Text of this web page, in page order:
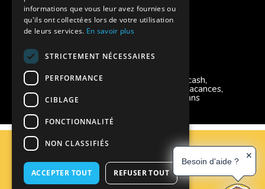
Modes de règlement acceptés
Chèque, Virement, Espèces, Mandats cash,
Bons CAF, Conseil général, Chèques vacances,
Carte bancaire, Prise en charge reçu sans
règlement, Prélèvement, Pass Colo
Plan du site
Espace Professionnels
informations que vous leur avez fournies ou
qu'ils ont collectées lors de votre utilisation
de leurs services. En savoir plus
STRICTEMENT NÉCESSAIRES
PERFORMANCE
CIBLAGE
FONCTIONNALITÉ
NON CLASSIFIÉS
ACCEPTER TOUT REFUSER TOUT
Besoin d'aide ?
✕